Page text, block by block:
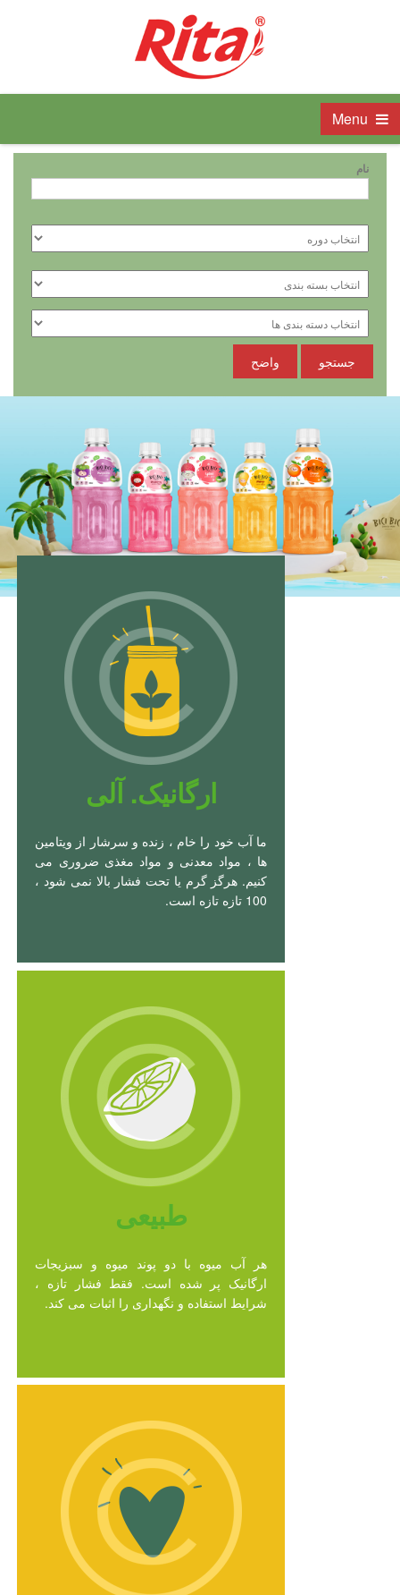
نام
جستجو واضح
ارگانیک. آلی
ما آب خود را خام ، زنده و سرشار از ویتامین
ها ، مواد معدنی و مواد مغذی ضروری می
کنیم. هرگز گرم یا تحت فشار بالا نمی شود ،
100 تازه تازه است.
طبیعی
هر آب میوه با دو پوند میوه و سبزیجات
ارگانیک پر شده است. فقط فشار تازه ،
شرایط استفاده و نگهداری را اثبات می کند.